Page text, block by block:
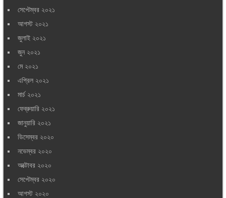
সেপ্টেম্বর ২০২১
আগস্ট ২০২১
জুলাই ২০২১
জুন ২০২১
মে ২০২১
এপ্রিল ২০২১
মার্চ ২০২১
ফেব্রুয়ারি ২০২১
জানুয়ারি ২০২১
ডিসেম্বর ২০২০
নভেম্বর ২০২০
অক্টোবর ২০২০
সেপ্টেম্বর ২০২০
আগস্ট ২০২০